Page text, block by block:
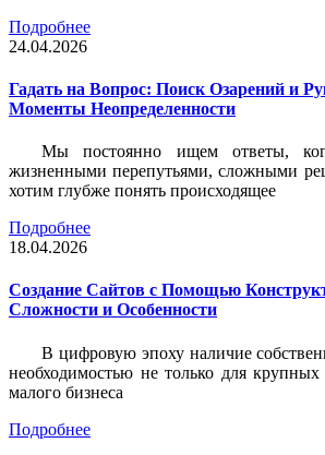
Подробнее
24.04.2026
Гадать на Вопрос: Поиск Озарений и
Моменты Неопределенности
Мы постоянно ищем ответы,
жизненными перепутьями, сложными
хотим глубже понять происходящее
Подробнее
18.04.2026
Создание Сайтов с Помощью
Сложности и Особенности
В цифровую эпоху наличие
необходимостью не только для
малого бизнеса
Подробнее